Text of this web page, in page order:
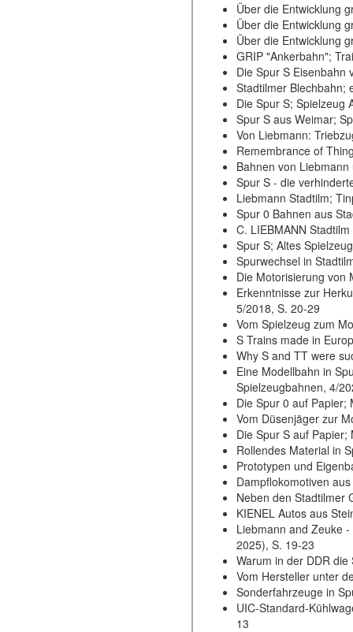
Über die Entwicklung
Über die Entwicklung
Über die Entwicklung
GRIP "Ankerbahn";
Die Spur S Eisenbahn
Stadtilmer Blechbahn;
Die Spur S; Spielzeug
Spur S aus Weimar;
Von Liebmann:
Remembrance of
Bahnen von
Spur S - die
Liebmann Stadtilm;
Spur 0 Bahnen aus
C. LIEBMANN
Spur S; Altes
Spurwechsel in
Die Motorisierung von
Erkenntnisse zur
5/2018, S. 20-29
Vom Spielzeug zum
S Trains made in
Why S and TT were
Eine Modellbahn in
Spielzeugbahnen, 4/
Die Spur 0 auf Papier;
Vom Düsenjäger zur
Die Spur S auf
Rollendes Material in
Prototypen und
Dampflokomotiven
Neben den Stadtilmer
KIENEL Autos aus
Liebmann and Zeuke
2025), S. 19-23
Warum in der DDR
Vom Hersteller unter
Sonderfahrzeuge in
UIC-Standard-
13